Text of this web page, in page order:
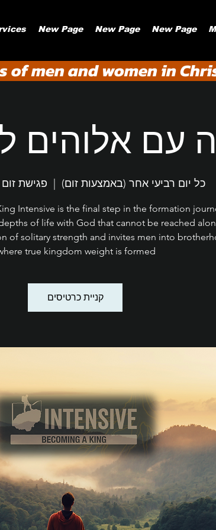
New Page New Page New Page
men and women in
עם אלוהים
כל יום רביעי אחר (באמצעות זום) פגישת זום
Intensive is the final step in the formation
of life with God that cannot be reached
of solitary strength and invites men into
true kingdom weight is formed.
קניית כרטיסים